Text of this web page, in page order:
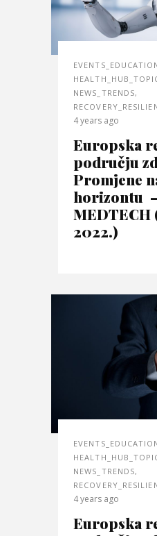
NEWS_TRENDS,
4 years ago
Europska
području
Promjene
horizontu
MEDTECH
2022.)
NEWS_TRENDS,
4 years ago
Europska